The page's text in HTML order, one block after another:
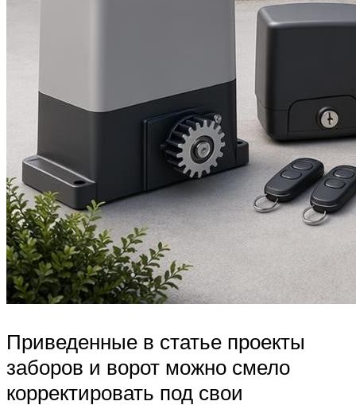
Приведенные в статье проекты
заборов и ворот можно смело
корректировать под свои